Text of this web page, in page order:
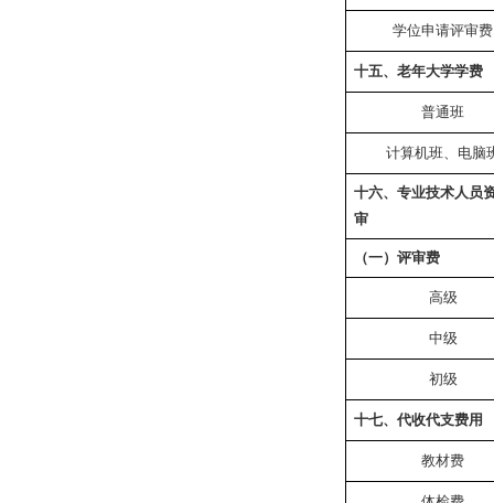
学位申请评审费
十五、老年大学学费
普通班
计算机班、电脑
十六、专业技术人员
审
（一）评审费
高级
中级
初级
十七、代收代支费用
教材费